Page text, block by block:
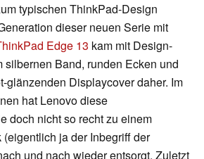
typischen ThinkPad-Design
dieser neuen Serie mit
Edge 13 kam mit Design-
silbernen Band, runden Ecken und
glänzenden Displaycover daher. Im
hat Lenovo diese
doch nicht so recht zu einem
ja der Inbegriff der
und nach wieder entsorgt. Zuletzt